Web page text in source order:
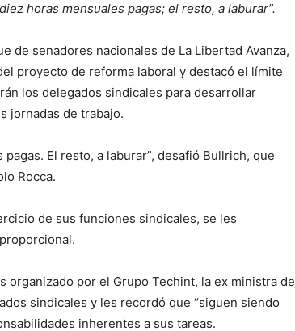
horas mensuales pagas; el resto, a laburar”.
de senadores nacionales de La Libertad Avanza,
proyecto de reforma laboral y destacó el límite
los delegados sindicales para desarrollar
jornadas de trabajo.
El resto, a laburar”, desafió Bullrich, que
Rocca.
de sus funciones sindicales, se les
por el Grupo Techint, la ex ministra de
sindicales y les recordó que “siguen siendo
inherentes a sus tareas.